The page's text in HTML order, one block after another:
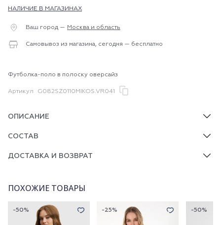
НАЛИЧИЕ В МАГАЗИНАХ
Ваш город — Москва и область
Самовывоз из магазина, сегодня — бесплатно
Футболка-поло в полоску оверсайз
Артикул G082SZ0110MIKOS.VR041
ОПИСАНИЕ
СОСТАВ
ДОСТАВКА И ВОЗВРАТ
ПОХОЖИЕ ТОВАРЫ
-50% -25% -50%